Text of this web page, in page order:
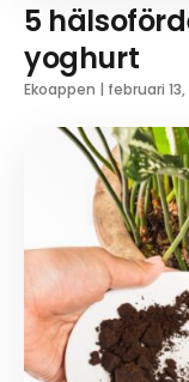
5
yoghurt
Ekoappen | februari 13,